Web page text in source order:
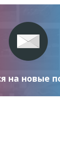
на новые